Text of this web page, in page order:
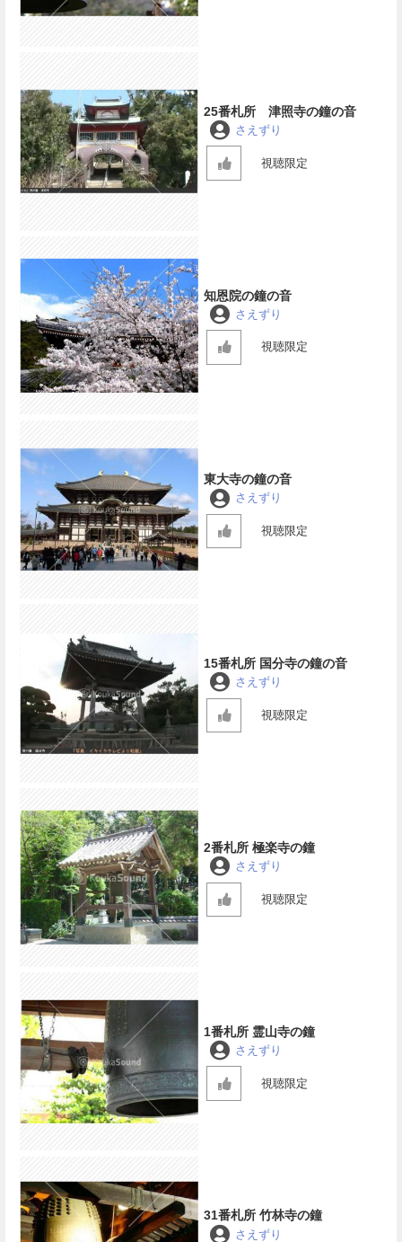
25番札所 津照寺の鐘の音
さえずり
視聴限定
知恩院の鐘の音
さえずり
視聴限定
東大寺の鐘の音
さえずり
視聴限定
15番札所 国分寺の鐘の音
さえずり
視聴限定
2番札所 極楽寺の鐘
さえずり
視聴限定
1番札所 霊山寺の鐘
さえずり
視聴限定
31番札所 竹林寺の鐘
さえずり